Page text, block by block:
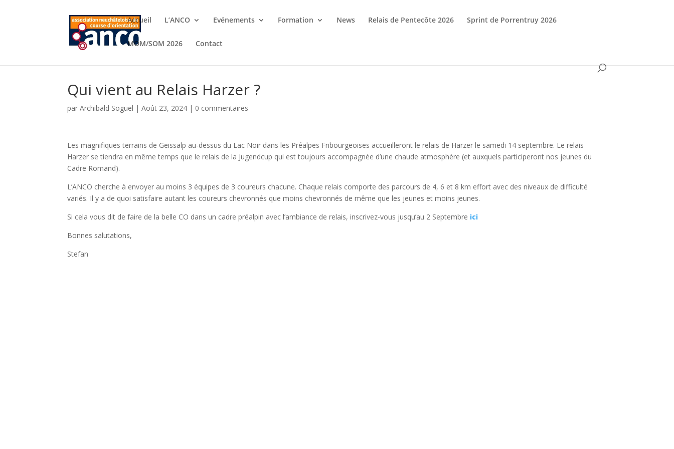
Accueil L’ANCO Evénements Formation News Relais de Pentecôte 2026 Sprint de Porrentruy 2026
MOM/SOM 2026 Contact
Qui vient au Relais Harzer ?
parArchibald Soguel |Août 23, 2024 | 0 commentaires
Les magnifiques terrains de Geissalp au-dessus du Lac Noir dans les Préalpes Fribourgeoises accueilleront le relais de Harzer le samedi 14 septembre. Le relais
Harzer se tiendra en même temps que le relais de la Jugendcup qui est toujours accompagnée d’une chaude atmosphère (et auxquels participeront nos jeunes du
Cadre Romand).
L’ANCO cherche à envoyer au moins 3 équipes de 3 coureurs chacune. Chaque relais comporte des parcours de 4, 6 et 8 km effort avec des niveaux de difficulté
variés. Il y a de quoi satisfaire autant les coureurs chevronnés que moins chevronnés de même que les jeunes et moins jeunes.
Si cela vous dit de faire de la belle CO dans un cadre préalpin avec l’ambiance de relais, inscrivez-vous jusqu’au 2 Septembre ici
Bonnes salutations,
Stefan